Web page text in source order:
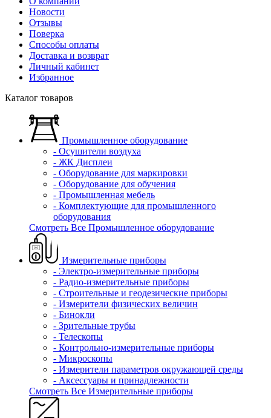
Новости
Отзывы
Поверка
Способы оплаты
Доставка и возврат
Личный кабинет
Избранное
Каталог товаров
Промышленное оборудование
- Осушители воздуха
- ЖК Дисплеи
- Оборудование для маркировки
- Оборудование для обучения
- Промышленная мебель
- Комплектующие для промышленного
оборудования
Смотреть Все Промышленное оборудование
Измерительные приборы
- Электро-измерительные приборы
- Радио-измерительные приборы
- Строительные и геодезические приборы
- Измерители физических величин
- Бинокли
- Зрительные трубы
- Телескопы
- Контрольно-измерительные приборы
- Микроскопы
- Измерители параметров окружающей среды
- Аксессуары и принадлежности
Смотреть Все Измерительные приборы